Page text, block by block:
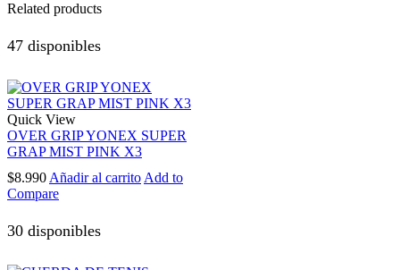
Related products
47 disponibles
Quick View
OVER GRIP YONEX SUPER
GRAP MIST PINK X3
$8.990 Añadir al carrito Add to
Compare
30 disponibles